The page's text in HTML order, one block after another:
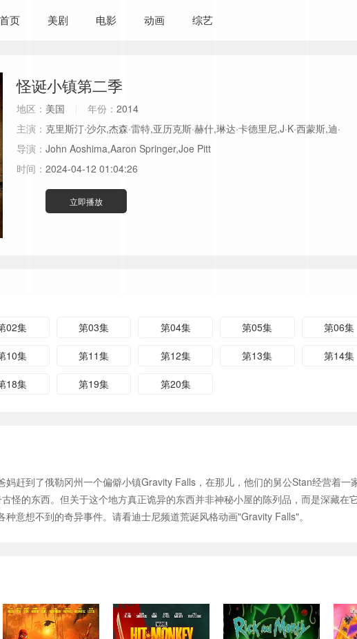
首页 美剧 电影 动画 综艺
怪诞小镇第二季
地区： 美国 年份： 2014
主演： 克里斯汀·沙尔,杰森·雷特,亚历克斯·赫什,琳达·卡德里尼,J·K·西蒙斯,迪·
导演： John Aoshima,Aaron Springer,Joe Pitt
时间： 2024-04-12 01:04:26
立即播放
02集 第03集 第04集 第05集 第06集
10集 第11集 第12集 第13集 第14集
18集 第19集 第20集
妈赶到了俄勒冈州一个偏僻小镇Gravity Falls，在那儿，他们的舅公Stan经营着一
古怪的东西。但关于这个地方真正诡异的东西并非神秘小屋的陈列品，而是深藏
意想不到的奇异事件。请看迪士尼频道荒诞风格动画"Gravity Falls"。